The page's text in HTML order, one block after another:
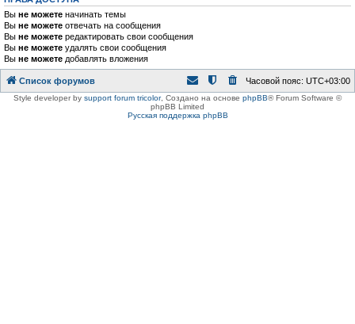
Вы не можете начинать темы
Вы не можете отвечать на сообщения
Вы не можете редактировать свои сообщения
Вы не можете удалять свои сообщения
Вы не можете добавлять вложения
Список форумов Часовой пояс: UTC+03:00
Style developer by support forum tricolor, Создано на основе phpBB® Forum Software ©
phpBB Limited
Русская поддержка phpBB